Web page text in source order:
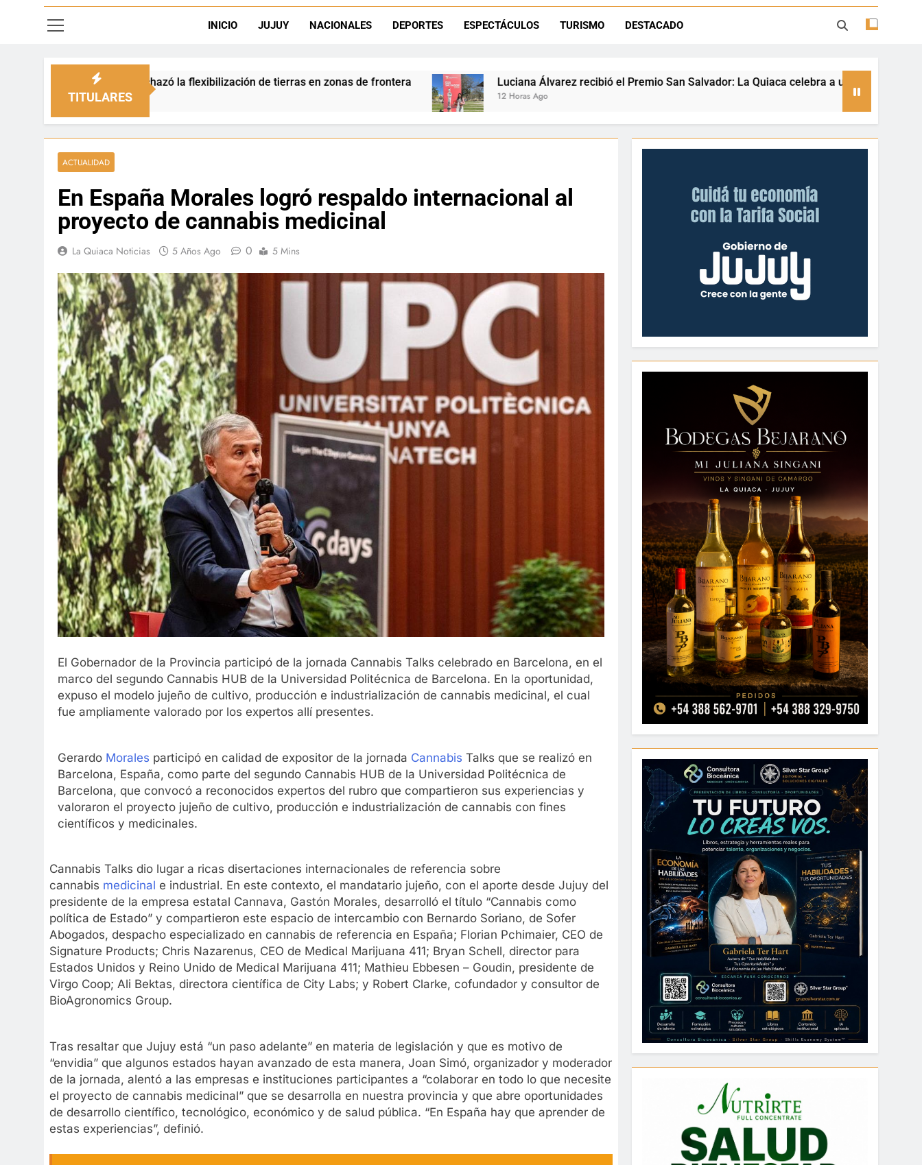
Día del Niño en La Quiaca: el municipio prepara una gran celebración con juegos, espectáculos y regalos
INICIO JUJUY NACIONALES DEPORTES ESPECTÁCULOS TURISMO DESTACADO
TITULARES
la flexibilización de tierras en zonas de frontera Luciana Álvarez recibió el Premio San Salvador: La Quiaca celebra a una referente nacional del taekwondo
ACTUALIDAD
En España Morales logró respaldo internacional al
proyecto de cannabis medicinal
La Quiaca Noticias 5 Años Ago 0 5 Mins
El Gobernador de la Provincia participó de la jornada Cannabis Talks celebrado en Barcelona, en el
marco del segundo Cannabis HUB de la Universidad Politécnica de Barcelona. En la oportunidad,
expuso el modelo jujeño de cultivo, producción e industrialización de cannabis medicinal, el cual
fue ampliamente valorado por los expertos allí presentes.
Gerardo Morales participó en calidad de expositor de la jornada Cannabis Talks que se realizó en
Barcelona, España, como parte del segundo Cannabis HUB de la Universidad Politécnica de
Barcelona, que convocó a reconocidos expertos del rubro que compartieron sus experiencias y
valoraron el proyecto jujeño de cultivo, producción e industrialización de cannabis con fines
científicos y medicinales.
Cannabis Talks dio lugar a ricas disertaciones internacionales de referencia sobre
cannabis medicinal e industrial. En este contexto, el mandatario jujeño, con el aporte desde Jujuy del
presidente de la empresa estatal Cannava, Gastón Morales, desarrolló el título “Cannabis como
política de Estado” y compartieron este espacio de intercambio con Bernardo Soriano, de Sofer
Abogados, despacho especializado en cannabis de referencia en España; Florian Pchimaier, CEO de
Signature Products; Chris Nazarenus, CEO de Medical Marijuana 411; Bryan Schell, director para
Estados Unidos y Reino Unido de Medical Marijuana 411; Mathieu Ebbesen – Goudin, presidente de
Virgo Coop; Ali Bektas, directora científica de City Labs; y Robert Clarke, cofundador y consultor de
BioAgronomics Group.
Tras resaltar que Jujuy está “un paso adelante” en materia de legislación y que es motivo de
“envidia” que algunos estados hayan avanzado de esta manera, Joan Simó, organizador y moderador
de la jornada, alentó a las empresas e instituciones participantes a “colaborar en todo lo que necesite
el proyecto de cannabis medicinal” que se desarrolla en nuestra provincia y que abre oportunidades
de desarrollo científico, tecnológico, económico y de salud pública. “En España hay que aprender de
estas experiencias”, definió.